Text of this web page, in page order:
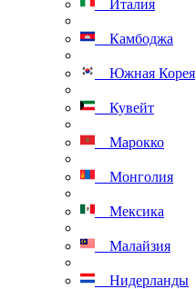
Италия
Камбоджа
Южная Корея
Кувейт
Марокко
Монголия
Мексика
Малайзия
Нидерланды